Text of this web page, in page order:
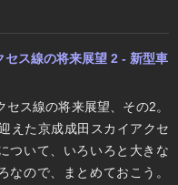
セス線の将来展望 2 - 新型車
ス線の将来展望、その2。
えた京成成田スカイアクセ
ついて、いろいろと大きな
なので、まとめておこう。